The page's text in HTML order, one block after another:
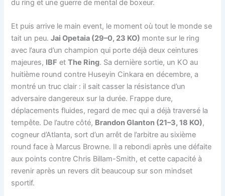
du ring et une guerre de mental de boxeur.
Et puis arrive le main event, le moment où tout le monde se
tait un peu.Jai Opetaia (29–0, 23 KO) monte sur le ring
avec l’aura d’un champion qui porte déjà deux ceintures
majeures, IBF etThe Ring. Sa dernière sortie, un KO au
huitième round contre Huseyin Cinkara en décembre, a
montré un truc clair : il sait casser la résistance d’un
adversaire dangereux sur la durée. Frappe dure,
déplacements fluides, regard de mec qui a déjà traversé la
tempête. De l’autre côté, Brandon Glanton (21–3, 18 KO),
cogneur d’Atlanta, sort d’un arrêt de l’arbitre au sixième
round face à Marcus Browne. Il a rebondi après une défaite
aux points contre Chris Billam-Smith, et cette capacité à
revenir après un revers dit beaucoup sur son mindset
sportif.